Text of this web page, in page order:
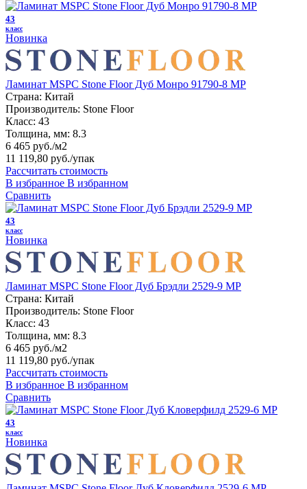
43
класс
Новинка
Ламинат MSPC Stone Floor Дуб Монро 91790-8 MР
Страна: Китай
Производитель: Stone Floor
Класс: 43
Толщина, мм: 8.3
6 465 руб./м2
11 119,80 руб./упак
Рассчитать стоимость
В избранное В избранном
Сравнить
43
класс
Новинка
Ламинат MSPC Stone Floor Дуб Брэдли 2529-9 MР
Страна: Китай
Производитель: Stone Floor
Класс: 43
Толщина, мм: 8.3
6 465 руб./м2
11 119,80 руб./упак
Рассчитать стоимость
В избранное В избранном
Сравнить
43
класс
Новинка